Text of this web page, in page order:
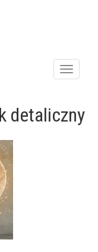
Menu
detaliczny